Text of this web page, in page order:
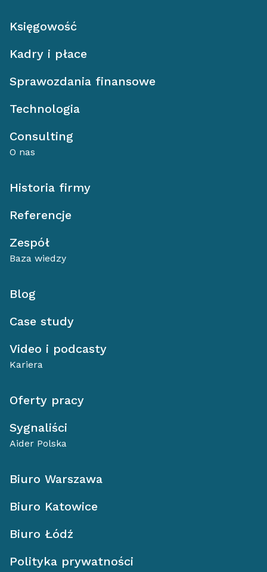
Księgowość
Kadry i płace
Sprawozdania finansowe
Technologia
Consulting
O nas
Historia firmy
Referencje
Zespół
Baza wiedzy
Blog
Case study
Video i podcasty
Kariera
Oferty pracy
Sygnaliści
Aider Polska
Biuro Warszawa
Biuro Katowice
Biuro Łódź
Polityka prywatności